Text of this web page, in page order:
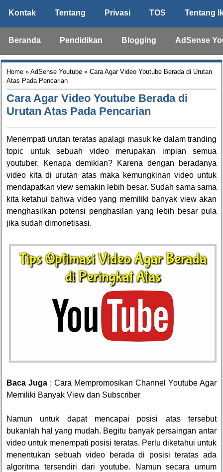
Kontak Tentang Privasi TOS Tentang
Beranda Pendidikan Blogging AdSense
Home » AdSense Youtube » Cara Agar Video Youtube Berada di Urutan
Atas Pada Pencarian
Cara Agar Video Youtube Berada di
Urutan Atas Pada Pencarian
Menempati urutan teratas apalagi masuk ke dalam tranding
topic untuk sebuah video merupakan impian semua
youtuber. Kenapa demikian? Karena dengan beradanya
video kita di urutan atas maka kemungkinan video untuk
mendapatkan view semakin lebih besar. Sudah sama sama
kita ketahui bahwa video yang memiliki banyak view akan
menghasilkan potensi penghasilan yang lebih besar pula
jika sudah dimonetisasi.
Baca Juga : Cara Mempromosikan Channel Youtube Agar
Memiliki Banyak View dan Subscriber
Namun untuk dapat mencapai posisi atas tersebut
bukanlah hal yang mudah. Begitu banyak persaingan antar
video untuk menempati posisi teratas. Perlu diketahui untuk
menentukan sebuah video berada di posisi teratas ada
algoritma tersendiri dari youtube. Namun secara umum